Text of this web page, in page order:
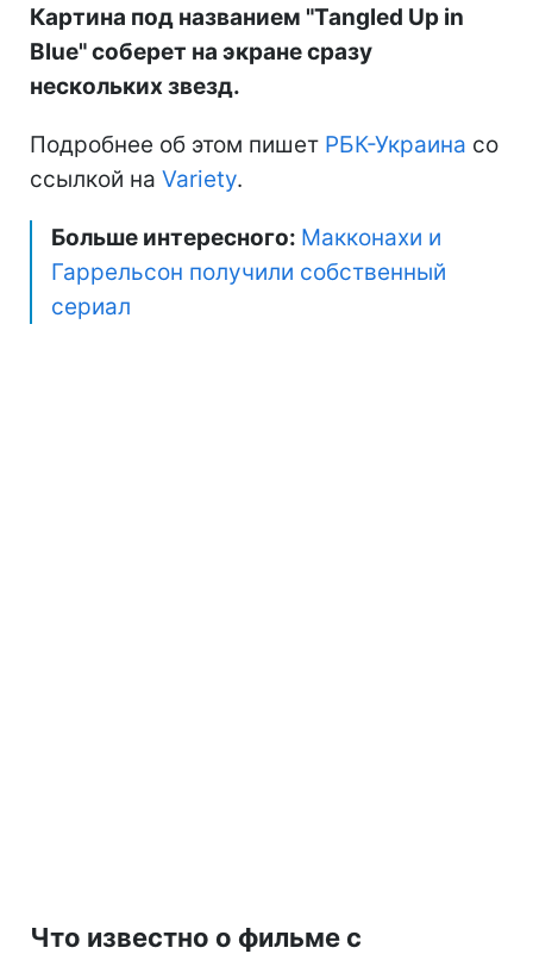
Картина под названием "Tangled Up in
Blue" соберет на экране сразу
нескольких звезд.
Подробнее об этом пишет РБК-Украина со
ссылкой на Variety.
Больше интересного: Макконахи и
Гаррельсон получили собственный
сериал
Что известно о фильме с